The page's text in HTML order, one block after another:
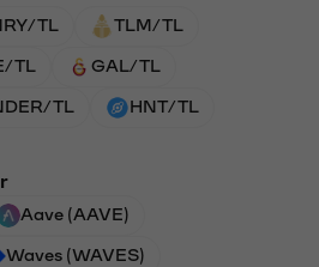
TL TLM/TL
TL GAL/TL
TL HNT/TL
Aave (AAVE)
Waves (WAVES)